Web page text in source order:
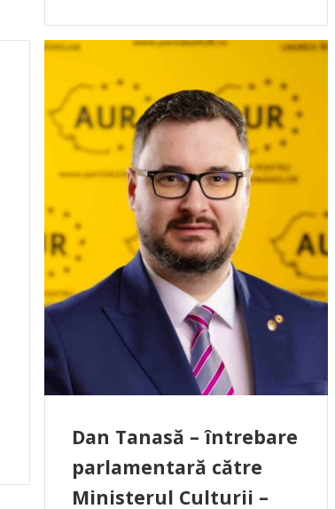
Dan Tanasă – întrebare
parlamentară către
Ministerul Culturii –